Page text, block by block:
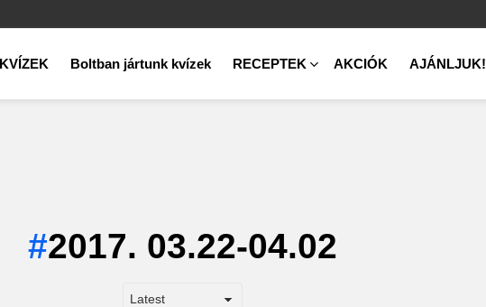
KVÍZEK Boltban jártunk kvízek RECEPTEK AKCIÓK AJÁNLJUK!
2017. 03.22-04.02